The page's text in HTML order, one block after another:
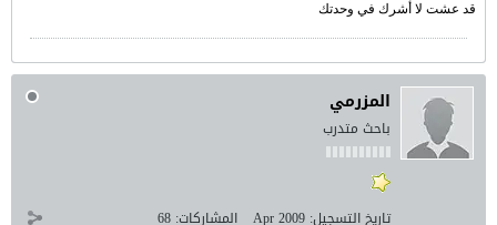
قد عشت لا أشرك في وحدتك
المزرمي
باحث متدرب
تاريخ التسجيل: Apr 2009 المشاركات: 68